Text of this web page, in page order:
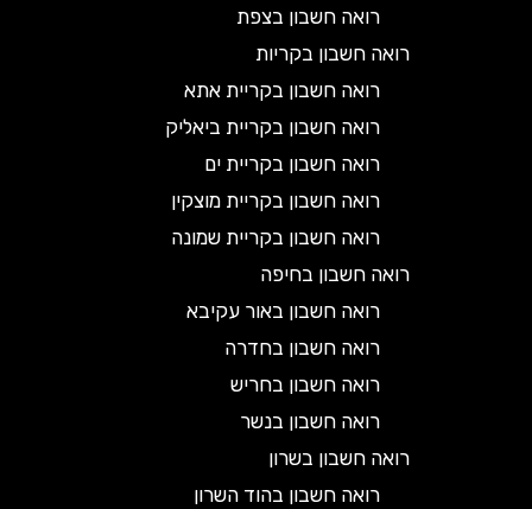
רואה חשבון בצפת
רואה חשבון בקריות
רואה חשבון בקריית אתא
רואה חשבון בקריית ביאליק
רואה חשבון בקריית ים
רואה חשבון בקריית מוצקין
רואה חשבון בקריית שמונה
רואה חשבון בחיפה
רואה חשבון באור עקיבא
רואה חשבון בחדרה
רואה חשבון בחריש
רואה חשבון בנשר
רואה חשבון בשרון
רואה חשבון בהוד השרון